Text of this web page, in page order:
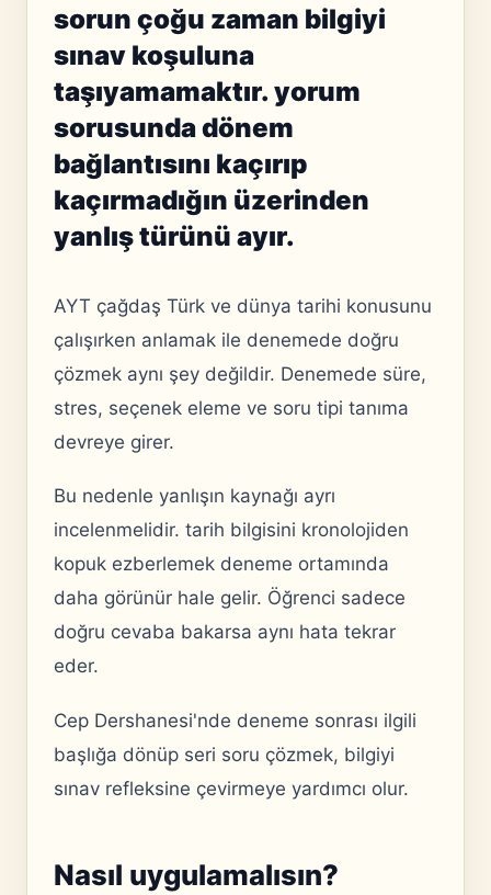
sorun çoğu zaman bilgiyi
sınav koşuluna
taşıyamamaktır. yorum
sorusunda dönem
bağlantısını kaçırıp
kaçırmadığın üzerinden
yanlış türünü ayır.
AYT çağdaş Türk ve dünya tarihi konusunu
çalışırken anlamak ile denemede doğru
çözmek aynı şey değildir. Denemede süre,
stres, seçenek eleme ve soru tipi tanıma
devreye girer.
Bu nedenle yanlışın kaynağı ayrı
incelenmelidir. tarih bilgisini kronolojiden
kopuk ezberlemek deneme ortamında
daha görünür hale gelir. Öğrenci sadece
doğru cevaba bakarsa aynı hata tekrar
eder.
Cep Dershanesi'nde deneme sonrası ilgili
başlığa dönüp seri soru çözmek, bilgiyi
sınav refleksine çevirmeye yardımcı olur.
Nasıl uygulamalısın?